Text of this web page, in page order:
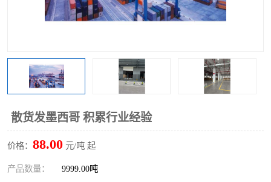
散货发墨西哥 积累行业经验
价格： 88.00 元/吨 起
产品数量： 9999.00吨